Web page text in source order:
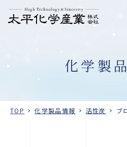
化学製
TOP 化学製品情報 活性炭 ブ